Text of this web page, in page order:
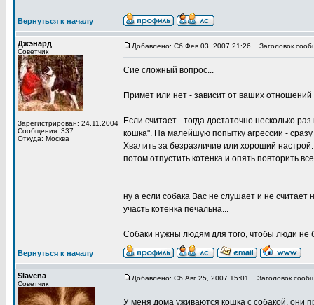
Вернуться к началу
Джэнард
Советчик
Зарегистрирован: 24.11.2004
Сообщения: 337
Откуда: Москва
Добавлено: Сб Фев 03, 2007 21:26 Заголовок
Сие сложный вопрос...
Примет или нет - зависит от ваших отношений
Если считает - тогда достаточно несколько
кошка". На малейшую попытку агрессии -
Хвалить за безразличие или хороший
потом отпустить котенка и опять повторить
ну а если собака Вас не слушает и не считает
участь котенка печальна...
Собаки нужны людям для того, чтобы люди не
Вернуться к началу
Slavena
Советчик
Добавлено: Сб Авг 25, 2007 15:01 Заголовок
У меня дома уживаются кошка с собакой, они